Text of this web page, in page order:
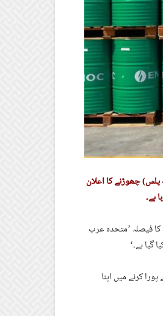
اوپیک پلس) چھوڑنے کا اعلان
ہے۔
کا فیصلہ ’متحدہ عرب
ہے۔‘
کرنے میں اپنا